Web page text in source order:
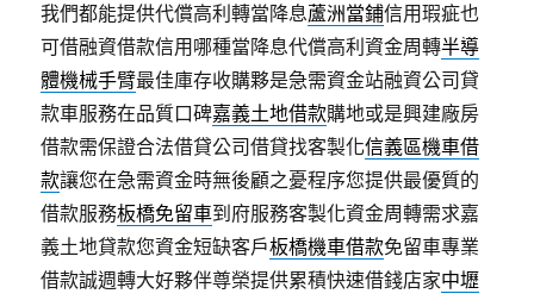
我們都能提供代償高利轉當降息蘆洲當鋪信用瑕疵也
可借融資借款信用哪種當降息代償高利資金周轉半導
體機械手臂最佳庫存收購夥是急需資金站融資公司貸
款車服務在品質口碑嘉義土地借款購地或是興建廠房
借款需保證合法借貸公司借貸找客製化信義區機車借
款讓您在急需資金時無後顧之憂程序您提供最優質的
借款服務板橋免留車到府服務客製化資金周轉需求嘉
義土地貸款您資金短缺客戶板橋機車借款免留車專業
借款誠週轉大好夥伴尊榮提供累積快速借錢店家中壢